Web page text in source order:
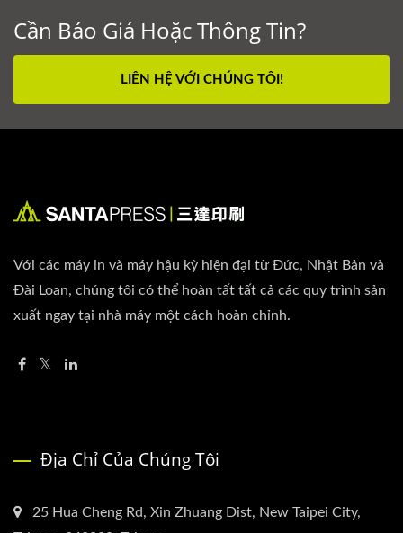
Cần Báo Giá Hoặc Thông Tin?
LIÊN HỆ VỚI CHÚNG TÔI!
Với các máy in và máy hậu kỳ hiện đại từ Đức, Nhật Bản và
Đài Loan, chúng tôi có thể hoàn tất tất cả các quy trình sản
xuất ngay tại nhà máy một cách hoàn chỉnh.
Địa Chỉ Của Chúng Tôi
25 Hua Cheng Rd, Xin Zhuang Dist, New Taipei City,